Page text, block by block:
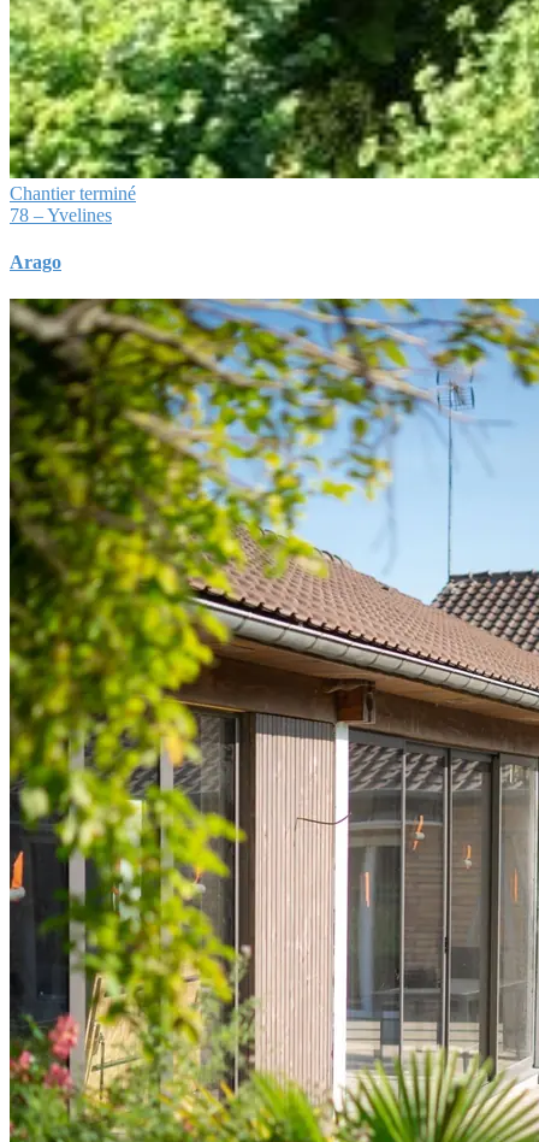
Chantier terminé
78 – Yvelines
Arago